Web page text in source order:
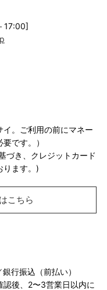
17:00]
イ。ご利用の前にマネー
です。）
づき、クレジットカード
ります。)
こちら
行振込（前払い）
認後、2〜3営業日以内に